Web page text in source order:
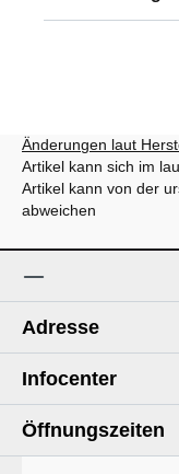
Änderungen laut
Artikel kann sich im
Artikel kann von der
abweichen
Adresse
Infocenter
Öffnungszeiten